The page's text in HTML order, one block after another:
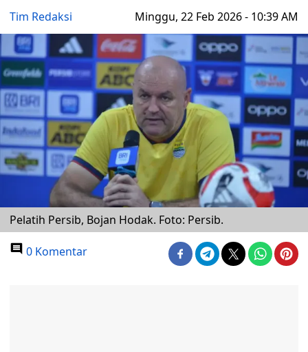
Tim Redaksi Minggu, 22 Feb 2026 - 10:39 AM
Pelatih Persib, Bojan Hodak. Foto: Persib.
0 Komentar